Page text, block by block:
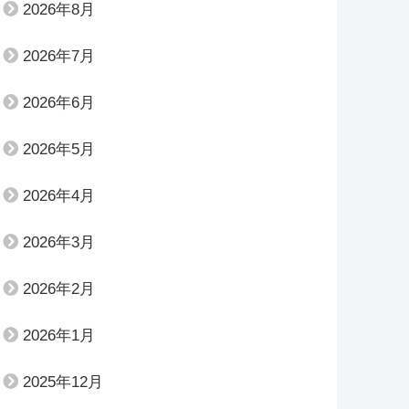
2026年8月
2026年7月
2026年6月
2026年5月
2026年4月
2026年3月
2026年2月
2026年1月
2025年12月